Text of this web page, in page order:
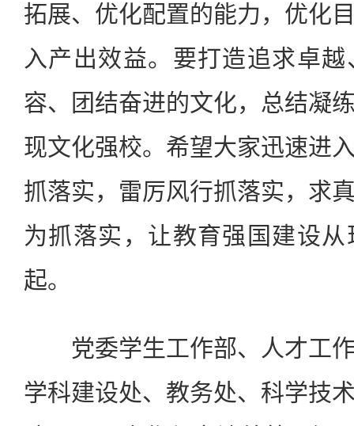
拓展、优化配置的能力，优化
入产出效益。要打造追求卓
容、团结奋进的文化，总结凝
现文化强校。希望大家迅速进
抓落实，雷厉风行抓落实，求
为抓落实，让教育强国建设
起。
党委学生工作部、人才工作
学科建设处、教务处、科学技